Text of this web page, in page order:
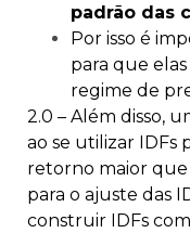
padrão das
Por isso é
para que
regime de
2.0 – Além disso,
ao se utilizar IDFs
retorno maior
para o ajuste das
construir IDFs